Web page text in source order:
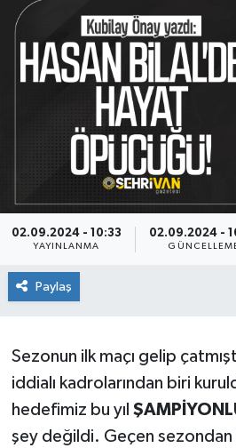
02.09.2024 - 10:33
YAYINLANMA
02.09.2024 -
Paylaş
Sezonun ilk maçı gelip
iddialı kadrolarından biri
hedefimiz bu yıl
şey değildi. Geçen sezondan